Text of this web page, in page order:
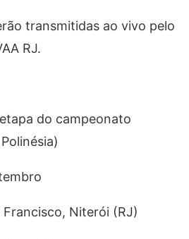
transmitidas ao vivo pelo
RJ.
do campeonato
Francisco, Niterói (RJ)